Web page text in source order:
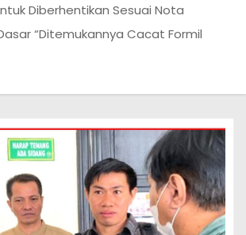
Diberhentikan Sesuai Nota
“Ditemukannya Cacat Formil